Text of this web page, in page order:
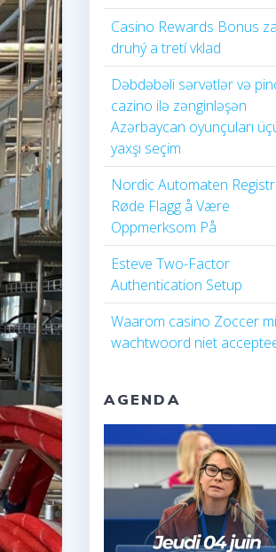
Casino Rewards Bonus za
druhý a tretí vklad
Dəbdəbəli sərvətlər və
cazino ilə zənginləşən
Azərbaycan oyunçuları
yaxşı seçim
Nordic Automaten
Røde Flagg å Være
Oppmerksom På
Esteve Two-Factor
Authentication Setup
Waarom casino Zoccer
wachtwoord niet
AGENDA